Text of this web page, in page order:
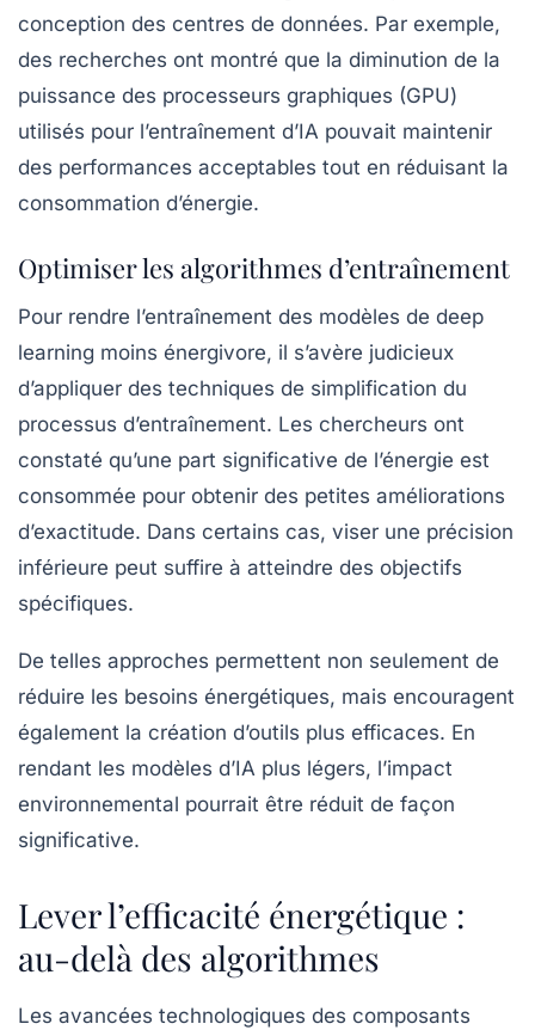
conception des centres de données. Par exemple,
des recherches ont montré que la diminution de la
puissance des processeurs graphiques (GPU)
utilisés pour l’entraînement d’IA pouvait maintenir
des performances acceptables tout en réduisant la
consommation d’énergie.
Optimiser les algorithmes d’entraînement
Pour rendre l’entraînement des modèles de deep
learning moins énergivore, il s’avère judicieux
d’appliquer des techniques de simplification du
processus d’entraînement. Les chercheurs ont
constaté qu’une part significative de l’énergie est
consommée pour obtenir des petites améliorations
d’exactitude. Dans certains cas, viser une précision
inférieure peut suffire à atteindre des objectifs
spécifiques.
De telles approches permettent non seulement de
réduire les besoins énergétiques, mais encouragent
également la création d’outils plus efficaces. En
rendant les modèles d’IA plus légers, l’impact
environnemental pourrait être réduit de façon
significative.
Lever l’efficacité énergétique :
au-delà des algorithmes
Les avancées technologiques des composants